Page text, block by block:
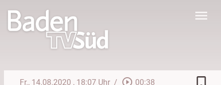
menu
Fr., 14.08.2020 , 18:07 Uhr / play_circle_outline 00:38